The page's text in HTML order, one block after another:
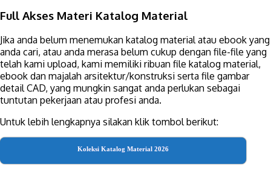
Full Akses Materi Katalog Material
Jika anda belum menemukan katalog material atau ebook yang
anda cari, atau anda merasa belum cukup dengan file-file yang
telah kami upload, kami memiliki ribuan file katalog material,
ebook dan majalah arsitektur/konstruksi serta file gambar
detail CAD, yang mungkin sangat anda perlukan sebagai
tuntutan pekerjaan atau profesi anda.
Untuk lebih lengkapnya silakan klik tombol berikut:
Koleksi Katalog Material 2026